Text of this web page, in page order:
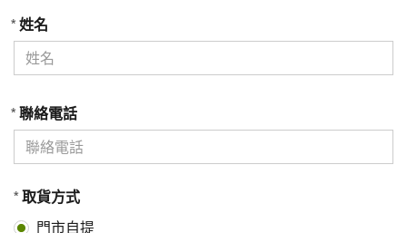
* 姓名
* 聯絡電話
* 取貨方式
門市自提